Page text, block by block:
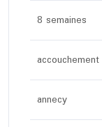
8 semaines
accouchement
annecy